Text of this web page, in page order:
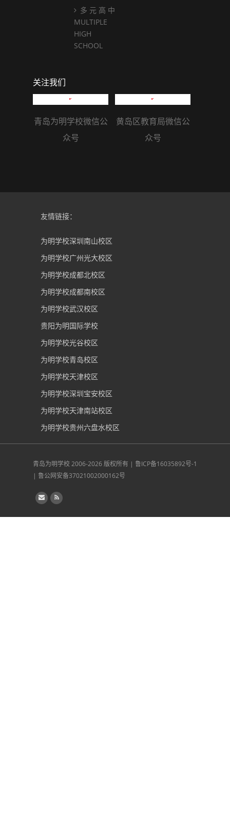
多 元 高 中
MULTIPLE
HIGH
SCHOOL
关注我们
青岛为明学校微信公
众号
友情链接：
为明学校深圳南山校区
为明学校广州光大校区
为明学校成都北校区
为明学校成都南校区
为明学校武汉校区
贵阳为明国际学校
为明学校光谷校区
为明学校青岛校区
为明学校天津校区
为明学校深圳宝安校区
为明学校天津南站校区
为明学校贵州六盘水校区